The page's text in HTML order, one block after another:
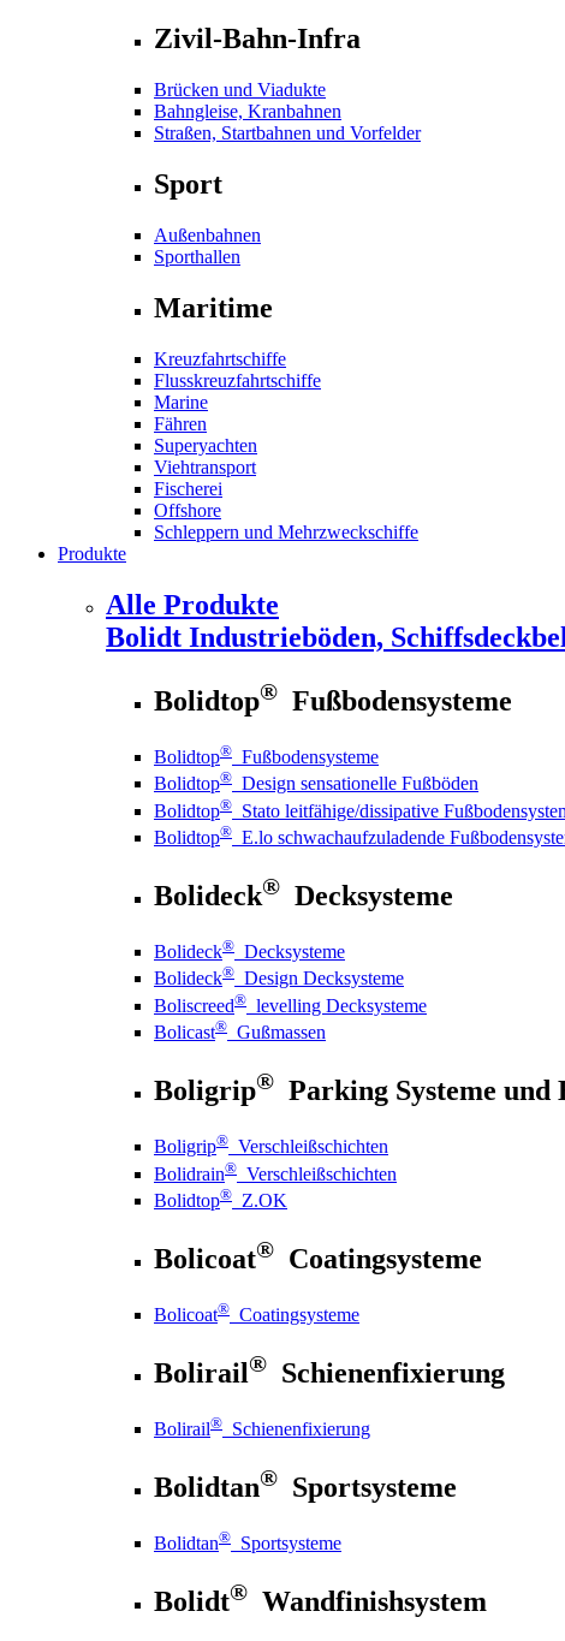
Zivil-Bahn-Infra
Brücken und Viadukte
Bahngleise, Kranbahnen
Straßen, Startbahnen und Vorfelder
Sport
Außenbahnen
Sporthallen
Maritime
Kreuzfahrtschiffe
Flusskreuzfahrtschiffe
Marine
Fähren
Superyachten
Viehtransport
Fischerei
Offshore
Schleppern und Mehrzweckschiffe
Produkte
Alle Produkte
Bolidt Industrieböden,
Bolidtop® Fußbodensysteme
Bolidtop® Fußbodensysteme
Bolidtop® Design sensationelle Fußböden
Bolidtop® Stato leitfähige/dissipative
Bolidtop® E.lo schwachaufzuladende
Bolideck® Decksysteme
Bolideck® Decksysteme
Bolideck® Design Decksysteme
Boliscreed® levelling Decksysteme
Bolicast® Gußmassen
Boligrip® Parking Systeme
Boligrip® Verschleißschichten
Bolidrain® Verschleißschichten
Bolidtop® Z.OK
Bolicoat® Coatingsysteme
Bolicoat® Coatingsysteme
Bolirail® Schienenfixierung
Bolirail® Schienenfixierung
Bolidtan® Sportsysteme
Bolidtan® Sportsysteme
Bolidt® Wandfinishsystem